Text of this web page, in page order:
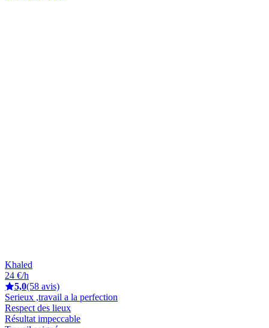
Khaled
24 €/h
5,0(58 avis)
Serieux ,travail a la perfection
Respect des lieux
Résultat impeccable